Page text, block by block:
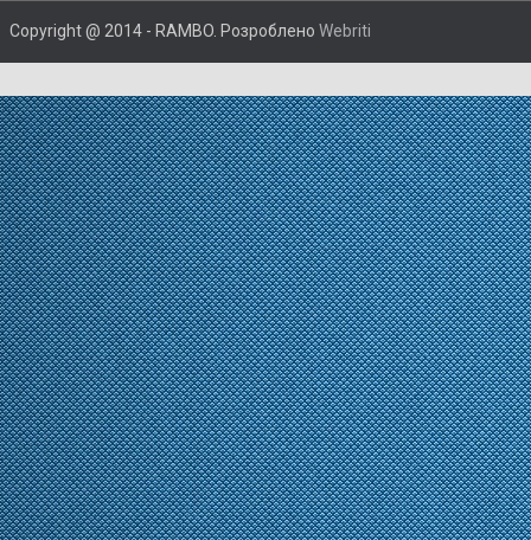
Copyright @ 2014 - RAMBO. Розроблено Webriti